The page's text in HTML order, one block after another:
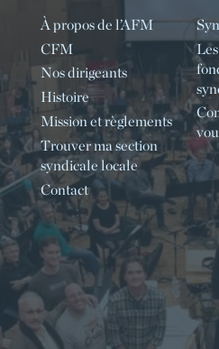
À propos de l’AFM
CFM
Nos dirigeants
Histoire
Mission et règlements
Trouver ma section
syndicale locale
Contact